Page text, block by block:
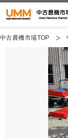
中古農機市場TOP